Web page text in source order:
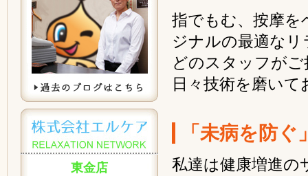
東金店
指でもむ、按摩を
ジナルの最適な
どのスタッフが
日々技術を磨いて
「未病を防ぐ
私達は健康増進